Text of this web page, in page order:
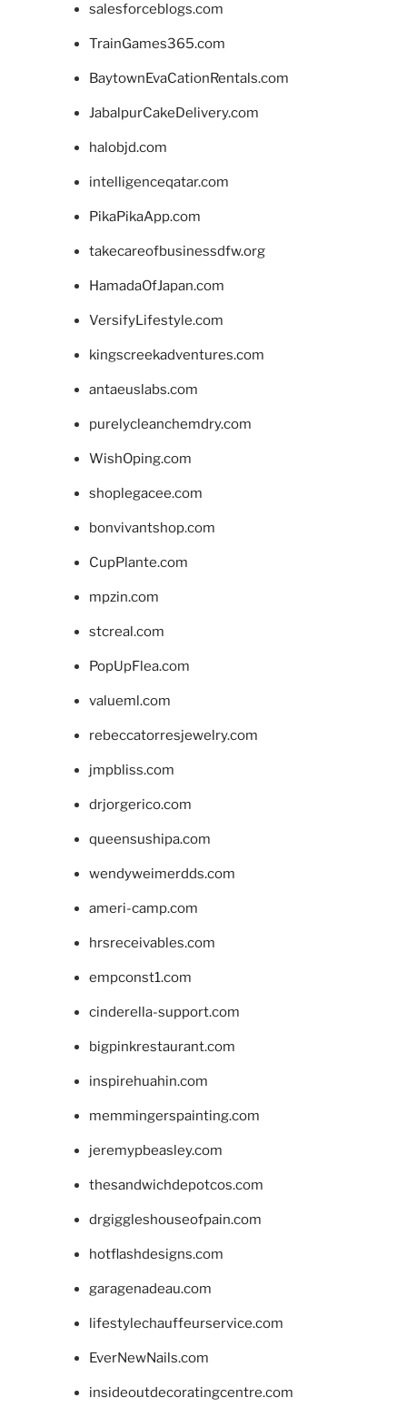
salesforceblogs.com
TrainGames365.com
BaytownEvaCationRentals.com
JabalpurCakeDelivery.com
halobjd.com
intelligenceqatar.com
PikaPikaApp.com
takecareofbusinessdfw.org
HamadaOfJapan.com
VersifyLifestyle.com
kingscreekadventures.com
antaeuslabs.com
purelycleanchemdry.com
WishOping.com
shoplegacee.com
bonvivantshop.com
CupPlante.com
mpzin.com
stcreal.com
PopUpFlea.com
valueml.com
rebeccatorresjewelry.com
jmpbliss.com
drjorgerico.com
queensushipa.com
wendyweimerdds.com
ameri-camp.com
hrsreceivables.com
empconst1.com
cinderella-support.com
bigpinkrestaurant.com
inspirehuahin.com
memmingerspainting.com
jeremypbeasley.com
thesandwichdepotcos.com
drgiggleshouseofpain.com
hotflashdesigns.com
garagenadeau.com
lifestylechauffeurservice.com
EverNewNails.com
insideoutdecoratingcentre.com